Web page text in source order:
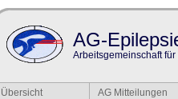
AG-
Arbeitsgemeinschaft
Übersicht AG Mitteilungen